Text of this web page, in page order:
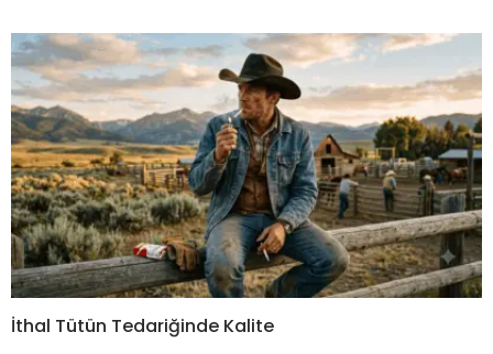
İthal Tütün Tedariğinde Kalite